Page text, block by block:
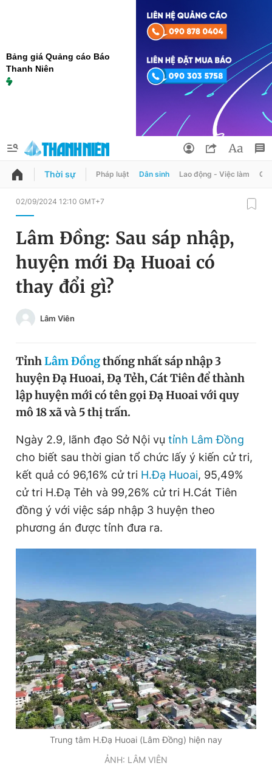
Bảng giá Quảng cáo Báo
Thanh Niên
QUẢNG CÁO
Chuyên mục
Chuyên mục khác
Chào ngày mới
Tin thị trường Tin 360
Video Magazine
Sản phẩm khác
Tiện ích Bạn cần biết
Thông tin tòa soạn Liên hệ quảng cáo
Đọc Thanh Niên trên điện thoại
Theo dõi báo trên
Hotline
0906 645 777
Liên hệ quảng cáo
0908 780 404
Quảng cáo RSS Tòa soạn Chính sách bảo
Tổng biên tập: Nguyễn Ngọc Toàn
Đổi mật khẩu
Tin đã lưu
Tin đã xem
Thời sự Pháp luật Dân sinh Lao động - Việc làm
02/09/2024 12:10 GMT+7
Lâm Đồng: Sau sáp nhập,
huyện mới Đạ Huoai có
thay đổi gì?
Lâm Viên
TỉnhLâm Đồngthống nhất sáp nhập 3
huyện Đạ Huoai, Đạ Tẻh, Cát Tiên để thành
lập huyện mới có tên gọi Đạ Huoai với quy
mô 18 xã và 5 thị trấn.
Ngày 2.9, lãnh đạo Sở Nội vụ tỉnh Lâm Đồng
cho biết sau thời gian tổ chức lấy ý kiến cử tri,
kết quả có 96,16% cử tri H.Đạ Huoai, 95,49%
cử tri H.Đạ Tẻh và 99,26% cử tri H.Cát Tiên
đồng ý với việc sáp nhập 3 huyện theo
phương án được tỉnh đưa ra.
Trung tâm H.Đạ Huoai (Lâm Đồng) hiện nay
ẢNH: LÂM VIÊN